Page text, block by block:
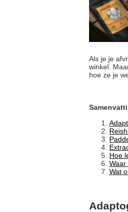
Als je je
winkel.
hoe ze je
Hoe
Wat